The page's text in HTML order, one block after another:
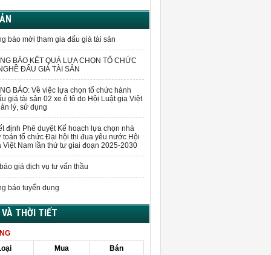
báo mời tham gia đấu giá tài sản
BÁO KẾT QUẢ LỰA CHỌN TỔ CHỨC
ĐẤU GIÁ TÀI SẢN
BÁO: Về việc lựa chọn tổ chức hành
giá tài sản 02 xe ô tô do Hội Luật gia Việt
lý, sử dụng
định Phê duyệt Kế hoạch lựa chọn nhà
toán tổ chức Đại hội thi đua yêu nước Hội
Việt Nam lần thứ tư giai đoạn 2025-2030
giá dịch vụ tư vấn thầu
báo tuyển dụng
THỜI TIẾT
Mua
Bán